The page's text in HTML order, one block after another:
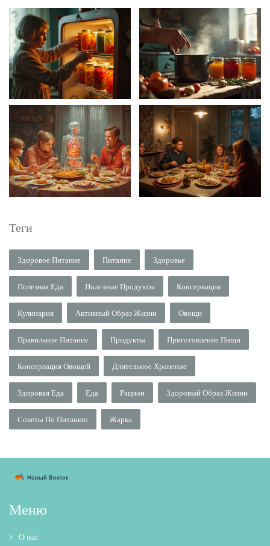
Теги
Здоровое Питание Питание Здоровье
Полезная Еда Полезные Продукты Консервация
Кулинария Активный Образ Жизни Овощи
Правильное Питание Продукты Приготовление Пищи
Консервация Овощей Длительное Хранение
Здоровая Еда Еда Рацион Здоровый Образ Жизни
Советы По Питанию Жарка
Меню
О нас